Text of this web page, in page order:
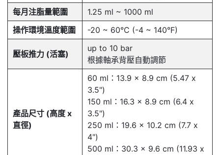
每月注脂量範圍
1.25 ml ~ 1000 ml
操作環境溫度範圍
-20 ~ 60°C (-4 ~ 140°F)
壓板推力 (活塞)
up to 10 bar
根據軸承背壓自動調節
產品尺寸 (高度 x
直徑)
60 ml：13.9 x 8.9 cm (5.47 x
3.5")
150 ml：16.3 x 8.9 cm (6.4 x
3.5")
250 ml：19.6 x 10.2 cm (7.7 x
4")
500 ml：30.3 x 9.6 cm (11.93 x